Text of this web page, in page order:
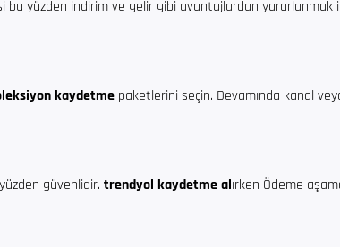
yüzden indirim ve gelir gibi avantajlardan yararlanmak
kaydetme paketlerini seçin. Devamında kanal
güvenlidir. trendyol kaydetme alırken Ödeme